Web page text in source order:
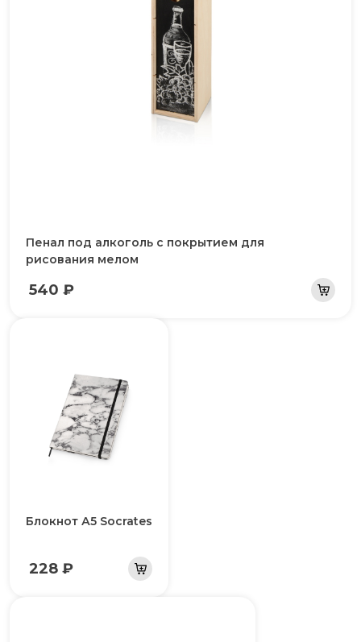
Пенал под алкоголь с покрытием для
рисования мелом
540 ₽
Блокнот А5 Socrates
228 ₽